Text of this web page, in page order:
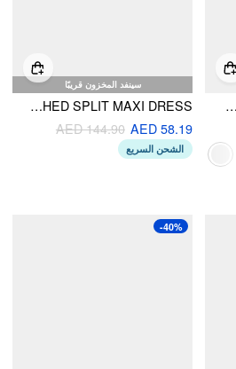
SATIN SCULPTURAL SQUARE NECK RUCHED MERMAID MAXI DRESS
سينفد المخزون قريبًا
JERSEY V-NECK RUCHED SPLIT MAXI DRESS
AED 58.19
AED 144.90
الشحن السريع
-40%